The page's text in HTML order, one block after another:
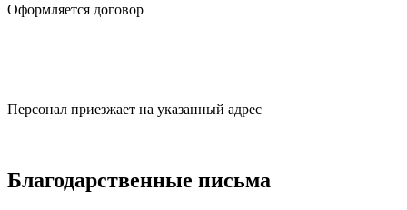
Оформляется договор
Персонал приезжает на указанный адрес
Благодарственные письма